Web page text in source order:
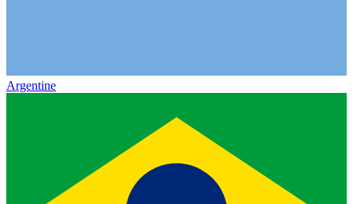
Argentine